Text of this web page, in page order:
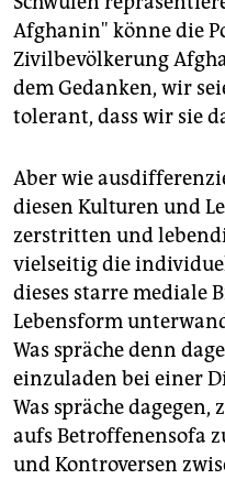
Afghanin" könne die
Zivilbevölkerung
dem Gedanken, wir
tolerant, dass wir sie
Aber wie
diesen Kulturen und
zerstritten und
vielseitig die
dieses starre mediale
Lebensform
Was spräche denn
einzuladen bei einer
Was spräche
aufs Betroffenensofa
und Kontroversen